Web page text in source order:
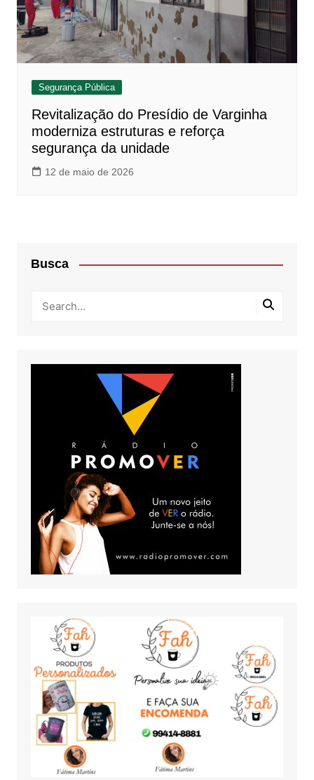
Segurança Pública
Revitalização do Presídio de Varginha
moderniza estruturas e reforça
segurança da unidade
12 de maio de 2026
Busca